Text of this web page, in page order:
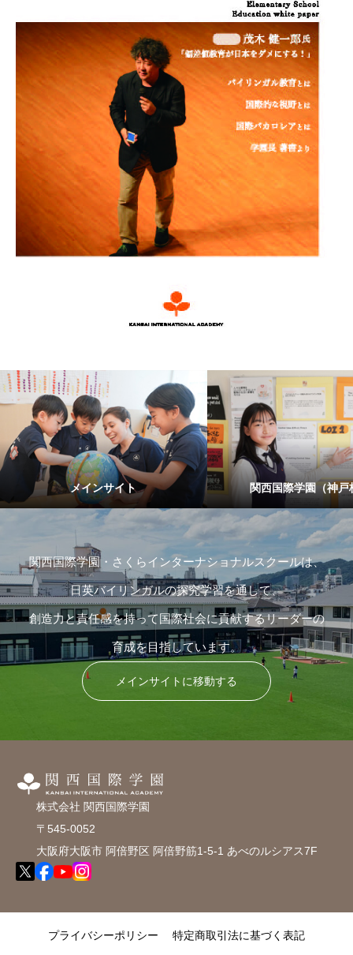
メインサイト 関西国際学園（神戸
関西国際学園・さくらインターナショナルスクールは、
日英バイリンガルの探究学習を通して、
創造力と責任感を持って国際社会に貢献するリーダーの
育成を目指しています。
メインサイトに移動する
株式会社 関西国際学園
〒545-0052
大阪府大阪市 阿倍野区 阿倍野筋1-5-1 あべのルシアス7F
プライバシーポリシー 特定商取引法に基づく表記